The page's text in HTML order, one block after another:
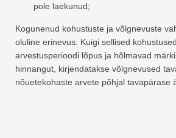
pole laekunud;
Kogunenud kohustuste ja võlgnevuste
oluline erinevus. Kuigi sellised
arvestusperioodi lõpus ja hõlmavad
hinnangut, kirjendatakse võlgnevused
nõuetekohaste arvete põhjal tavapärase